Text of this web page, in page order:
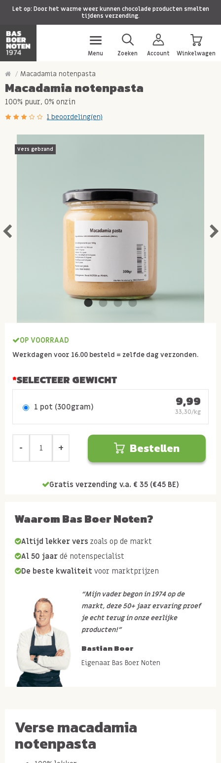
Let op: Door het warme weer kunnen chocolade producten smelten
tijdens verzending.
Menu Zoeken Account Winkelwagen
Macadamia notenpasta
Macadamia notenpasta
100% puur, 0% onzin
1 beoordeling(en)
Vers gebrand
OP VOORRAAD
Werkdagen voor 16.00 besteld = zelfde dag verzonden.
SELECTEER GEWICHT
1 pot (300gram) 9,99
33,30/kg
Bestellen
Gratis verzending v.a. € 35 (€45 BE)
Waarom Bas Boer Noten?
Altijd lekker vers zoals op de markt
Al 50 jaar dé notenspecialist
De beste kwaliteit voor marktprijzen
“Mijn vader begon in 1974 op de
markt, deze 50+ jaar ervaring proef
je echt terug in onze eerlijke
producten!”
Bastian Boer
Eigenaar Bas Boer Noten
Verse macadamia
notenpasta